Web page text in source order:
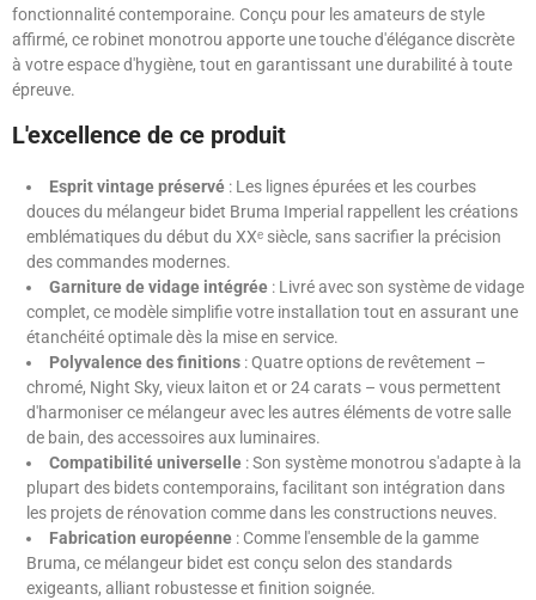
fonctionnalité contemporaine. Conçu pour les amateurs de style
affirmé, ce robinet monotrou apporte une touche d'élégance discrète
à votre espace d'hygiène, tout en garantissant une durabilité à toute
épreuve.
L'excellence de ce produit
Esprit vintage préservé : Les lignes épurées et les courbes
douces du mélangeur bidet Bruma Imperial rappellent les créations
emblématiques du début du XXᵉ siècle, sans sacrifier la précision
des commandes modernes.
Garniture de vidage intégrée : Livré avec son système de vidage
complet, ce modèle simplifie votre installation tout en assurant une
étanchéité optimale dès la mise en service.
Polyvalence des finitions : Quatre options de revêtement –
chromé, Night Sky, vieux laiton et or 24 carats – vous permettent
d'harmoniser ce mélangeur avec les autres éléments de votre salle
de bain, des accessoires aux luminaires.
Compatibilité universelle : Son système monotrou s'adapte à la
plupart des bidets contemporains, facilitant son intégration dans
les projets de rénovation comme dans les constructions neuves.
Fabrication européenne : Comme l'ensemble de la gamme
Bruma, ce mélangeur bidet est conçu selon des standards
exigeants, alliant robustesse et finition soignée.